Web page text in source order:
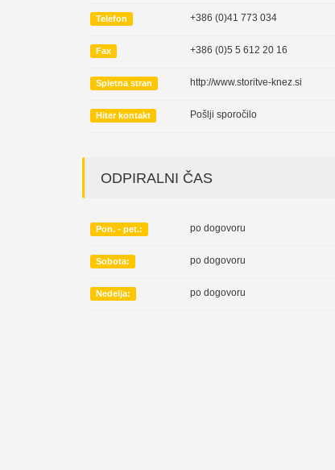
Telefon +386 (0)41 773 034
Fax +386 (0)5 5 612 20 16
Spletna stran http://www.storitve-knez.si
Hiter kontakt Pošlji sporočilo
ODPIRALNI ČAS
Pon. - pet.: po dogovoru
Sobota: po dogovoru
Nedelja: po dogovoru